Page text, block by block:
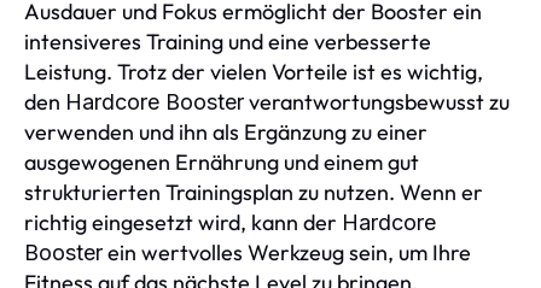
Ausdauer und Fokus ermöglicht der Booster ein
intensiveres Training und eine verbesserte
Leistung. Trotz der vielen Vorteile ist es wichtig,
den Hardcore Boosterverantwortungsbewusst zu
verwenden und ihn als Ergänzung zu einer
ausgewogenen Ernährung und einem gut
strukturierten Trainingsplan zu nutzen. Wenn er
richtig eingesetzt wird, kann der Hardcore
Boosterein wertvolles Werkzeug sein, um Ihre
Fitness auf das nächste Level zu bringen.